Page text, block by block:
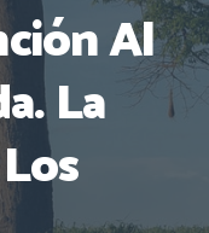
Al
La